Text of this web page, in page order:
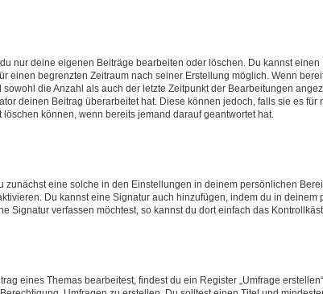
nur deine eigenen Beiträge bearbeiten oder löschen. Du kannst
einen begrenzten Zeitraum nach seiner Erstellung möglich. Wenn
die Anzahl als auch der letzte Zeitpunkt der Bearbeitungen
deinen Beitrag überarbeitet hat. Diese können jedoch, falls sie es
können, wenn bereits jemand darauf geantwortet hat.
eine solche in den Einstellungen in deinem persönlichen
Du kannst eine Signatur auch hinzufügen, indem du in
Signatur verfassen möchtest, so kannst du dort einfach das
eines Themas bearbeitest, findest du ein Register „Umfrage